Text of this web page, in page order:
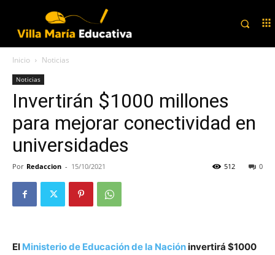
Inicio Noticias
Noticias
Invertirán $1000 millones
para mejorar conectividad en
universidades
Por Redaccion - 15/10/2021 0
512
El Ministerio de Educación de la Nacióninvertirá $1000